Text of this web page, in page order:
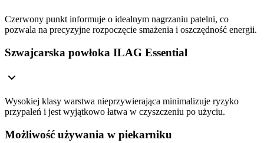
Czerwony punkt informuje o idealnym nagrzaniu patelni, co
pozwala na precyzyjne rozpoczęcie smażenia i oszczędność energii.
Szwajcarska powłoka ILAG Essential
Wysokiej klasy warstwa nieprzywierająca minimalizuje ryzyko
przypaleń i jest wyjątkowo łatwa w czyszczeniu po użyciu.
Możliwość używania w piekarniku